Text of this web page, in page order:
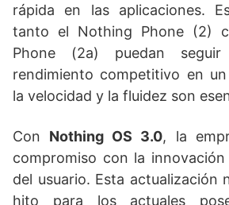
rápida en las aplicaciones.
tanto el Nothing Phone (2)
Phone (2a) puedan
rendimiento competitivo en
la velocidad y la fluidez son
Con Nothing OS 3.0, la
compromiso con la
del usuario. Esta actualización
hito para los actuales